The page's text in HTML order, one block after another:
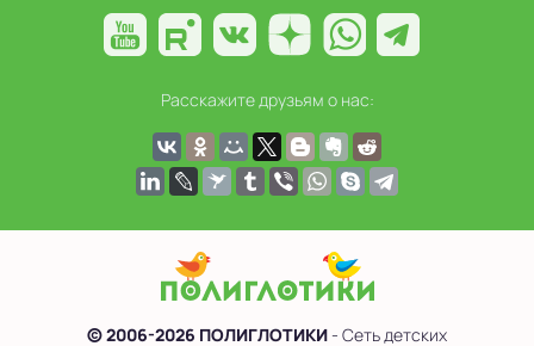
Расскажите друзьям о нас:
© 2006-2026 ПОЛИГЛОТИКИ- Сеть детских